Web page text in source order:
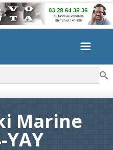
recherche
Marine
YAY